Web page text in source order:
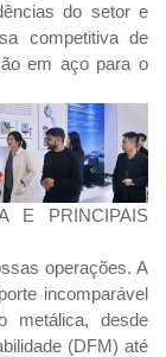
do setor e
competitiva de
em aço para o
E PRINCIPAIS
operações. A
incomparável
metálica, desde
(DFM) até